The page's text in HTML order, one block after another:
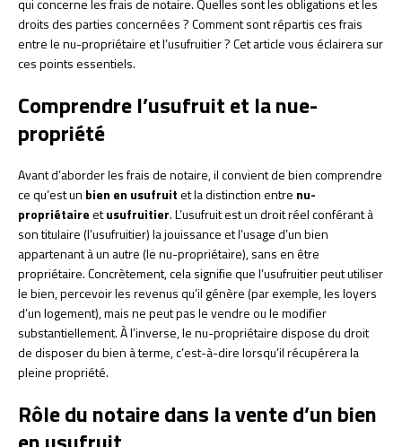
qui concerne les frais de notaire. Quelles sont les obligations et les
droits des parties concernées ? Comment sont répartis ces frais
entre le nu-propriétaire et l’usufruitier ? Cet article vous éclairera sur
ces points essentiels.
Comprendre l’usufruit et la nue-
propriété
Avant d’aborder les frais de notaire, il convient de bien comprendre
ce qu’est un bien en usufruitet la distinction entre nu-
propriétaireetusufruitier. L’usufruit est un droit réel conférant à
son titulaire (l’usufruitier) la jouissance et l’usage d’un bien
appartenant à un autre (le nu-propriétaire), sans en être
propriétaire. Concrètement, cela signifie que l’usufruitier peut utiliser
le bien, percevoir les revenus qu’il génère (par exemple, les loyers
d’un logement), mais ne peut pas le vendre ou le modifier
substantiellement. À l’inverse, le nu-propriétaire dispose du droit
de disposer du bien à terme, c’est-à-dire lorsqu’il récupérera la
pleine propriété.
Rôle du notaire dans la vente d’un bien